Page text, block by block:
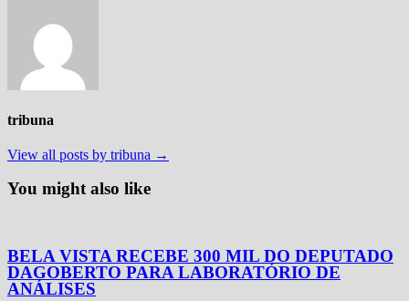
tribuna
View all posts by tribuna →
You might also like
BELA VISTA RECEBE 300 MIL DO DEPUTADO
DAGOBERTO PARA LABORATÓRIO DE
ANÁLISES